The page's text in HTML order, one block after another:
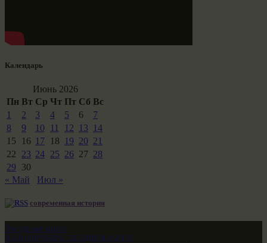
Календарь
Июнь 2026
Пн Вт Ср Чт Пт Сб Вс
1
2 3 4 5 6
7
8
9 10 11 12 13
14
15
16 17 18 19 20 21
22
23 24 25 26 27 28
29
30
« Май
Июл »
современная история
Звездные врата
НАШ МИР ВЧЕРА СЕГОДНЯ И ЗАВТРА